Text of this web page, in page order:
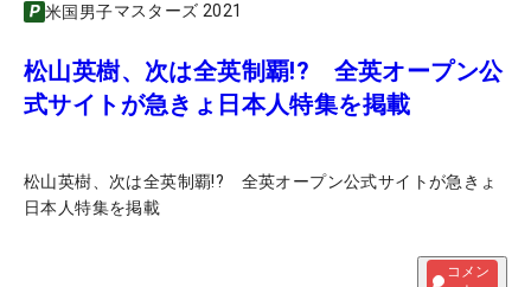
米国男子マスターズ 2021
松山英樹、次は全英制覇!? 全英オープン公
式サイトが急きょ日本人特集を掲載
松山英樹、次は全英制覇!? 全英オープン公式サイトが急きょ
日本人特集を掲載
コメン